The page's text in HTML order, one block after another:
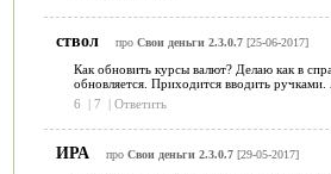
ствол про Свои деньги 2.3.0.7[25-06-2017]
Как обновить курсы валют? Делаю как в
обновляется. Приходится вводить ручками.
6
| 7 | Ответить
ИРА про Свои деньги 2.3.0.7[29-05-2017]